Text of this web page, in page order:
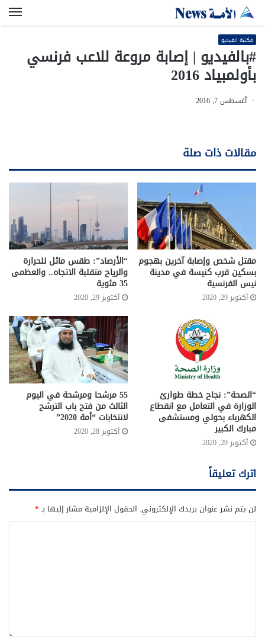
مكتبة الفيديو
#بالفيديو | إصابة مروعة للاعب فرنسي
بأولمبياد 2016
أغسطس 7, 2016
مقالات ذات صلة
مقتل شخص وإصابة آخرين بهجوم
بسكين قرب كنيسة في مدينة
نيس الفرنسية
أكتوبر 29, 2020
“الأرصاد”: طقس مائل للحرارة
والرياح متقلبة الاتجاه.. والعظمى
35 مئوية
أكتوبر 29, 2020
“الصحة”: نجاح خطة طوارئ
الوزارة في التعامل مع انقطاع
الكهرباء بحولي ومستشفى
مبارك الكبير
أكتوبر 29, 2020
55 مرشحا ومرشحة في اليوم
الثالث من فتح باب الترشح
لانتخابات “أمة 2020”
أكتوبر 28, 2020
اترك تعليقاً
لن يتم نشر عنوان بريدك الإلكتروني. الحقول الإلزامية مشار إليها بـ*